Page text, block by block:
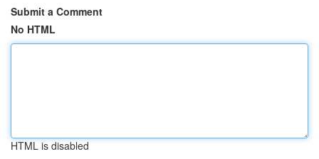
Submit a Comment
No HTML
HTML is disabled